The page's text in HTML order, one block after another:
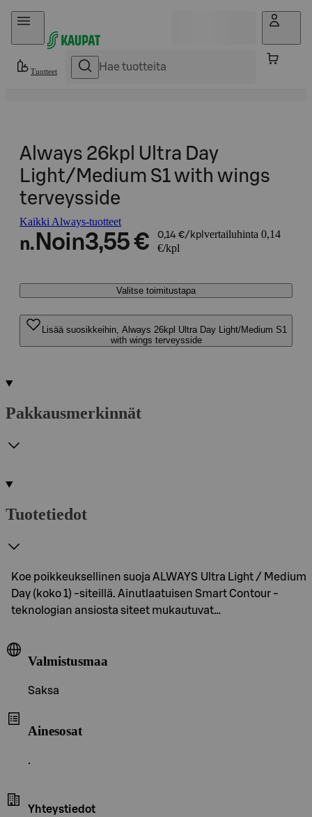
Hyppää sisältöön
Tuotteet
Always 26kpl Ultra Day
Light/Medium S1 with wings
terveysside
Kaikki Always-tuotteet
n. Noin3,55 € 0,14 €/kpl vertailuhinta 0,14
€/kpl
Valitse toimitustapa
Lisää suosikkeihin, Always 26kpl Ultra Day Light/Medium S1
with wings terveysside
Pakkausmerkinnät
Tuotetiedot
Koe poikkeuksellinen suoja ALWAYS Ultra Light / Medium
Day (koko 1) -siteillä. Ainutlaatuisen Smart Contour -
teknologian ansiosta siteet mukautuvat…
Valmistusmaa
Saksa
Ainesosat
.
Yhteystiedot